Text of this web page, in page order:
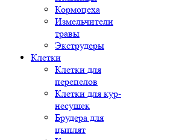
Кормоцеха
Измельчители
травы
Экструдеры
Клетки
Клетки для
перепелов
Клетки для кур-
несушек
Брудера для
цыплят